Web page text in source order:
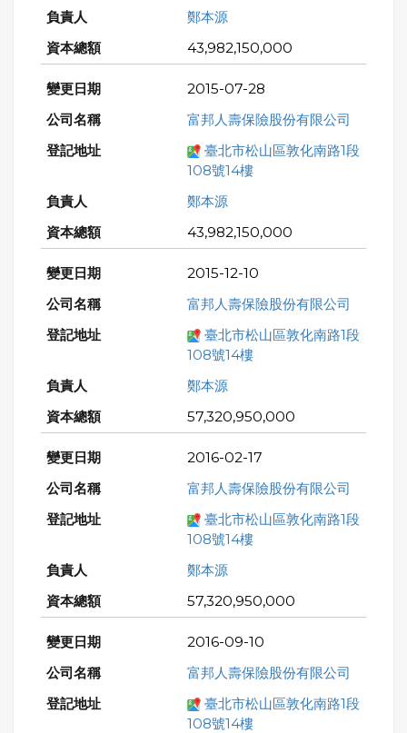
鄭本源
43,982,150,000
2015-07-28
富邦人壽保險股份有限公司
臺北市松山區敦化南路1段
108號14樓
鄭本源
43,982,150,000
2015-12-10
富邦人壽保險股份有限公司
臺北市松山區敦化南路1段
108號14樓
鄭本源
57,320,950,000
2016-02-17
富邦人壽保險股份有限公司
臺北市松山區敦化南路1段
108號14樓
鄭本源
57,320,950,000
2016-09-10
富邦人壽保險股份有限公司
臺北市松山區敦化南路1段
108號14樓